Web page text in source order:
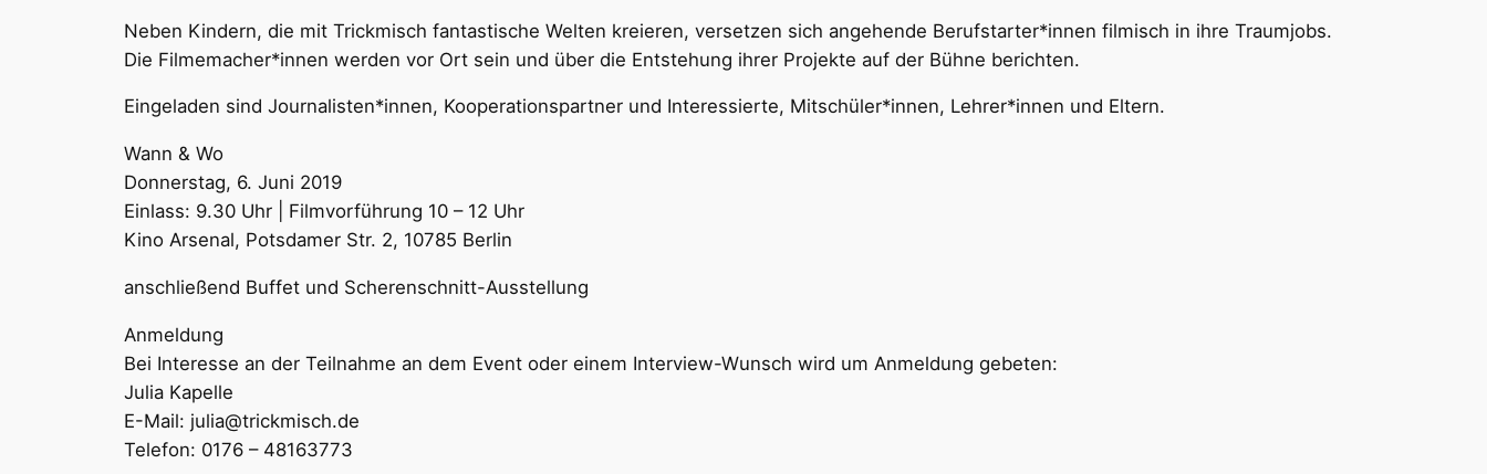
Neben Kindern, die mit Trickmisch fantastische Welten kreieren, versetzen sich angehende Berufstarter*innen filmisch in ihre Traumjobs.
Die Filmemacher*innen werden vor Ort sein und über die Entstehung ihrer Projekte auf der Bühne berichten.
Eingeladen sind Journalisten*innen, Kooperationspartner und Interessierte, Mitschüler*innen, Lehrer*innen und Eltern.
Wann & Wo
Donnerstag, 6. Juni 2019
Einlass: 9.30 Uhr | Filmvorführung 10 – 12 Uhr
Kino Arsenal, Potsdamer Str. 2, 10785 Berlin
anschließend Buffet und Scherenschnitt-Ausstellung
Anmeldung
Bei Interesse an der Teilnahme an dem Event oder einem Interview-Wunsch wird um Anmeldung gebeten:
Julia Kapelle
E-Mail: julia@trickmisch.de
Telefon: 0176 – 48163773